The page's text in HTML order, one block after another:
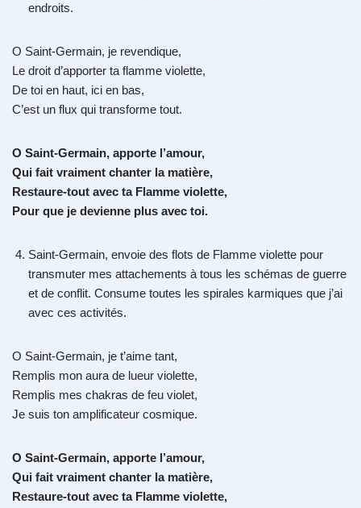
endroits.
O Saint-Germain, je revendique,
Le droit d’apporter ta flamme violette,
De toi en haut, ici en bas,
C’est un flux qui transforme tout.
O Saint-Germain, apporte l’amour,
Qui fait vraiment chanter la matière,
Restaure-tout avec ta Flamme violette,
Pour que je devienne plus avec toi.
Saint-Germain, envoie des flots de Flamme violette pour
transmuter mes attachements à tous les schémas de guerre
et de conflit. Consume toutes les spirales karmiques que j’ai
avec ces activités.
O Saint-Germain, je t’aime tant,
Remplis mon aura de lueur violette,
Remplis mes chakras de feu violet,
Je suis ton amplificateur cosmique.
O Saint-Germain, apporte l’amour,
Qui fait vraiment chanter la matière,
Restaure-tout avec ta Flamme violette,